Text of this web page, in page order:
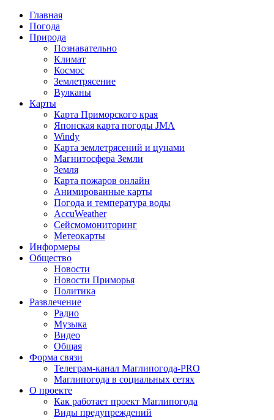
Главная
Погода
Природа
Познавательно
Климат
Космос
Землетрясение
Вулканы
Карты
Карта Приморского края
Японская карта погоды JMA
Windy
Карта землетрясений и цунами
Магнитосфера Земли
Земля
Карта пожаров онлайн
Анимированные карты
Погода и температура воды
AccuWeather
Сейсмомониторинг
Метеокарты
Информеры
Общество
Новости
Новости Приморья
Политика
Развлечение
Радио
Музыка
Видео
Общая
Форма связи
Телеграм-канал Маглипогода-PRO
Маглипогода в социальных сетях
О проекте
Как работает проект Маглипогода
Виды предупреждений